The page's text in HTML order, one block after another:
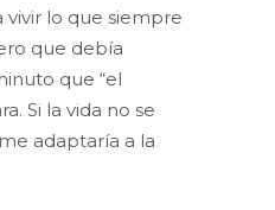
vivir lo que siempre
que debía
que “el
Si la vida no se
adaptaría a la